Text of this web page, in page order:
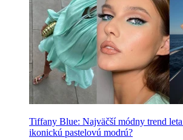
Tiffany Blue: Najväčší módny trend
ikonickú pastelovú modrú?